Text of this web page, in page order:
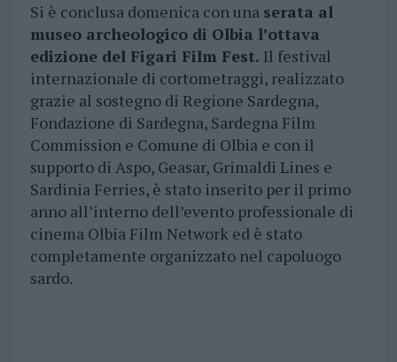
Si è conclusa domenica con una serata al
museo archeologico di Olbia l’ottava
edizione del Figari Film Fest. Il festival
internazionale di cortometraggi, realizzato
grazie al sostegno di Regione Sardegna,
Fondazione di Sardegna, Sardegna Film
Commission e Comune di Olbia e con il
supporto di Aspo, Geasar, Grimaldi Lines e
Sardinia Ferries, è stato inserito per il primo
anno all’interno dell’evento professionale di
cinema Olbia Film Network ed è stato
completamente organizzato nel capoluogo
sardo.